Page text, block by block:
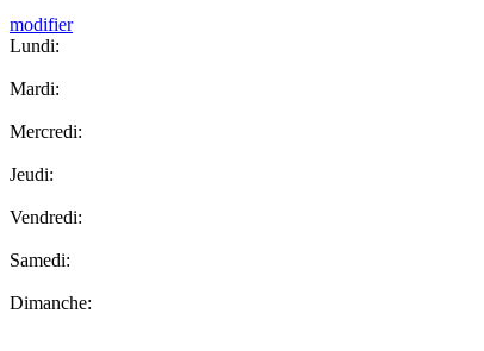
modifier
Lundi:
Mardi:
Mercredi:
Jeudi:
Vendredi:
Samedi:
Dimanche: